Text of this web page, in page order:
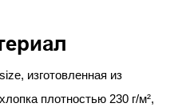
изготовленная из
плотностью 230 г/м²,